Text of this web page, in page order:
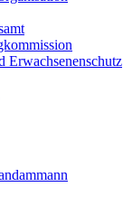
Erwachsenenschutz